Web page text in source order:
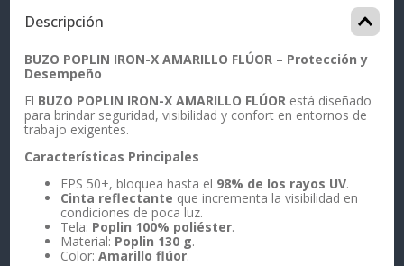
Descripción
BUZO POPLIN IRON-X AMARILLO FLÚOR – Protección y
Desempeño
El BUZO POPLIN IRON-X AMARILLO FLÚOR está diseñado
para brindar seguridad, visibilidad y confort en entornos de
trabajo exigentes.
Características Principales
FPS 50+, bloquea hasta el 98% de los rayos UV.
Cinta reflectante que incrementa la visibilidad en
condiciones de poca luz.
Tela: Poplin 100% poliéster.
Material: Poplin 130 g.
Color:Amarillo flúor.